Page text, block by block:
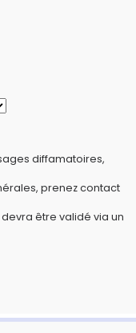
diffamatoires,
prenez contact
être validé via un